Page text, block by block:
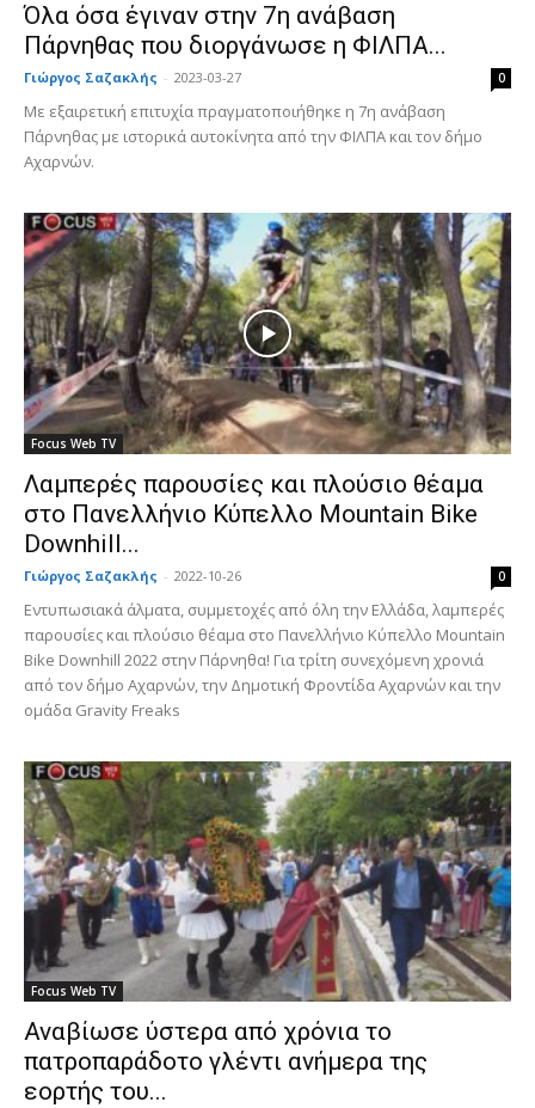
Όλα όσα έγιναν στην 7η ανάβαση
Πάρνηθας που διοργάνωσε η ΦΙΛΠΑ...
Γιώργος Σαζακλής - 2023-03-27 0
Με εξαιρετική επιτυχία πραγματοποιήθηκε η 7η ανάβαση
Πάρνηθας με ιστορικά αυτοκίνητα από την ΦΙΛΠΑ και τον δήμο
Αχαρνών.
Focus Web TV
Λαμπερές παρουσίες και πλούσιο θέαμα
στο Πανελλήνιο Κύπελλο Mountain Bike
Downhill...
Γιώργος Σαζακλής - 2022-10-26 0
Εντυπωσιακά άλματα, συμμετοχές από όλη την Ελλάδα, λαμπερές
παρουσίες και πλούσιο θέαμα στο Πανελλήνιο Κύπελλο Mountain
Bike Downhill 2022 στην Πάρνηθα! Για τρίτη συνεχόμενη χρονιά
από τον δήμο Αχαρνών, την Δημοτική Φροντίδα Αχαρνών και την
ομάδα Gravity Freaks
Focus Web TV
Αναβίωσε ύστερα από χρόνια το
πατροπαράδοτο γλέντι ανήμερα της
εορτής του...